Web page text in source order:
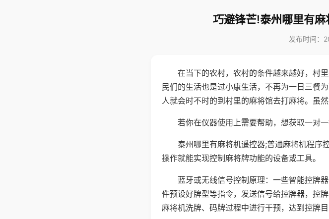
巧避锋芒!泰州哪里有
发布时间：
在当下的农村，农村的条件越来越好，村
民们的生活也是过小康生活，不再为一日三餐
人就会时不时的到村里的麻将馆去打麻将。虽
若你在仪器使用上需要帮助，想获取一对
泰州哪里有麻将机遥控器;普通麻将机程序
操作就能实现控制麻将牌功能的设备或工具。
蓝牙或无线信号控制原理：一些智能控牌
件预设好牌型等指令，发送信号给控牌器，控
麻将机洗牌、码牌过程中进行干预，达到控牌目